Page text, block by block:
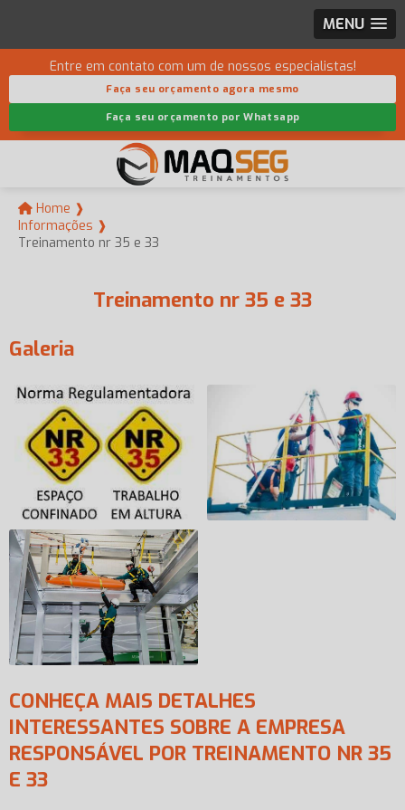
MENU
Entre em contato com um de nossos especialistas!
Faça seu orçamento agora mesmo
Faça seu orçamento por Whatsapp
Home ❱
Informações ❱
Treinamento nr 35 e 33
Treinamento nr 35 e 33
Galeria
CONHEÇA MAIS DETALHES
INTERESSANTES SOBRE A EMPRESA
RESPONSÁVEL POR TREINAMENTO NR 35
E 33